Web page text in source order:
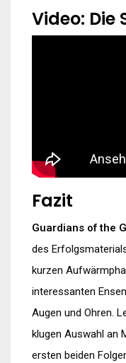
Video: Die
Fazit
Guardians of the
des
kurzen
interessanten
Augen und Ohren.
klugen Auswahl an
ersten beiden